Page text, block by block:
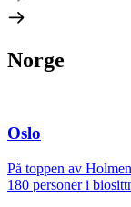
Norge
Oslo
På toppen av
180 personer i